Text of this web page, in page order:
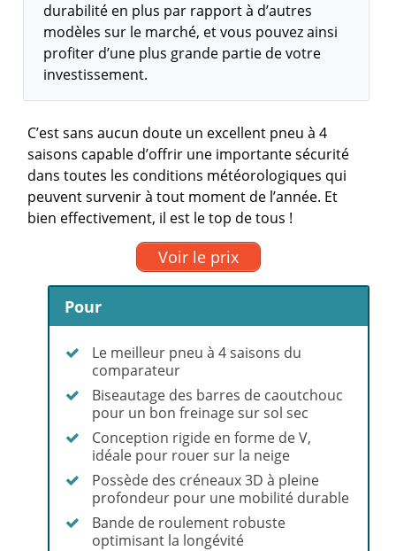
durabilité en plus par rapport à d’autres
modèles sur le marché, et vous pouvez ainsi
profiter d’une plus grande partie de votre
investissement.
C’est sans aucun doute un excellent pneu à 4
saisons capable d’offrir une importante sécurité
dans toutes les conditions météorologiques qui
peuvent survenir à tout moment de l’année. Et
bien effectivement, il est le top de tous !
Voir le prix
Pour
Le meilleur pneu à 4 saisons du
comparateur
Biseautage des barres de caoutchouc
pour un bon freinage sur sol sec
Conception rigide en forme de V,
idéale pour rouer sur la neige
Possède des créneaux 3D à pleine
profondeur pour une mobilité durable
Bande de roulement robuste
optimisant la longévité